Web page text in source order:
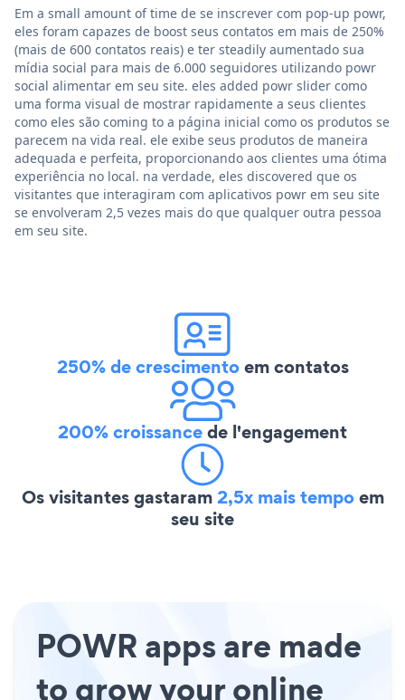
Em a small amount of time de se inscrever com pop-up powr,
eles foram capazes de boost seus contatos em mais de 250%
(mais de 600 contatos reais) e ter steadily aumentado sua
mídia social para mais de 6.000 seguidores utilizando powr
social alimentar em seu site. eles added powr slider como
uma forma visual de mostrar rapidamente a seus clientes
como eles são coming to a página inicial como os produtos se
parecem na vida real. ele exibe seus produtos de maneira
adequada e perfeita, proporcionando aos clientes uma ótima
experiência no local. na verdade, eles discovered que os
visitantes que interagiram com aplicativos powr em seu site
se envolveram 2,5 vezes mais do que qualquer outra pessoa
em seu site.
250% de crescimentoem contatos
200% croissancede l'engagement
Os visitantes gastaram2,5x mais tempoem
seu site
POWR apps are made
to grow your online